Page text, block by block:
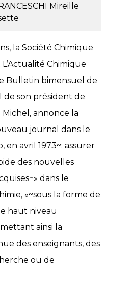
Mireille
la Société Chimique
Chimique
Bulletin bimensuel de
de son président de
Michel, annonce la
journal dans le
, en avril 1973~: assurer
des nouvelles
dans le
«~sous la forme de
haut niveau
ainsi la
des enseignants, des
ou de